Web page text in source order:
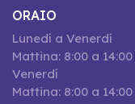
ORAIO
Lunedí a Venerdí
Mattina: 8:00 a
Venerdí
Mattina: 8:00 a